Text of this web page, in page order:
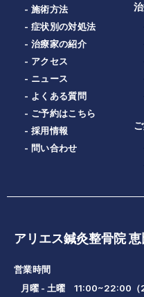
- 施術方法
- 症状別の対処法
- 治療家の紹介
- アクセス
- ニュース
- よくある質問
- ご予約はこちら
- 採用情報
- 問い合わせ
アリエス鍼灸整骨院
営業時間
月曜 - 土曜 11:00~22:00（